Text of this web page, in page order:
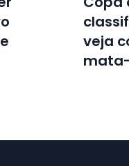
veja